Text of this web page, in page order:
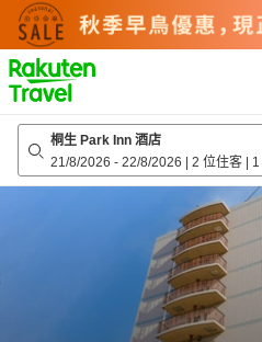
to
top
page
桐生 Park Inn 酒店
21/8/2026 - 22/8/2026 | 2 位住客 |